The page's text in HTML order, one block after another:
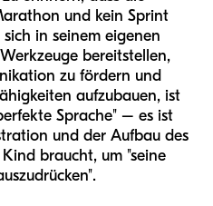
und kein Sprint
in seinem eigenen
bereitstellen,
zu fördern und
aufzubauen, ist
Sprache" – es ist
und der Aufbau des
braucht, um "seine